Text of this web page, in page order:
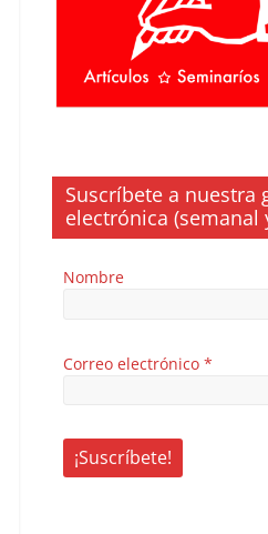
Suscríbete a nuestra
electrónica (semanal
Nombre
Correo electrónico *